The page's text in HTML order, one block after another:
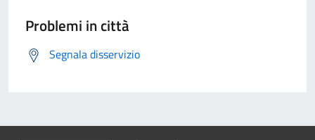
Problemi in città
Segnala disservizio